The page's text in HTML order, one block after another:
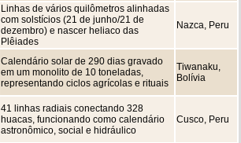
Linhas de vários quilômetros alinhadas
com solstícios (21 de junho/21 de
dezembro) e nascer heliaco das
Plêiades
Nazca, Peru
Calendário solar de 290 dias gravado
em um monolito de 10 toneladas,
representando ciclos agrícolas e rituais
Tiwanaku,
Bolívia
41 linhas radiais conectando 328
huacas, funcionando como calendário
astronômico, social e hidráulico
Cusco, Peru